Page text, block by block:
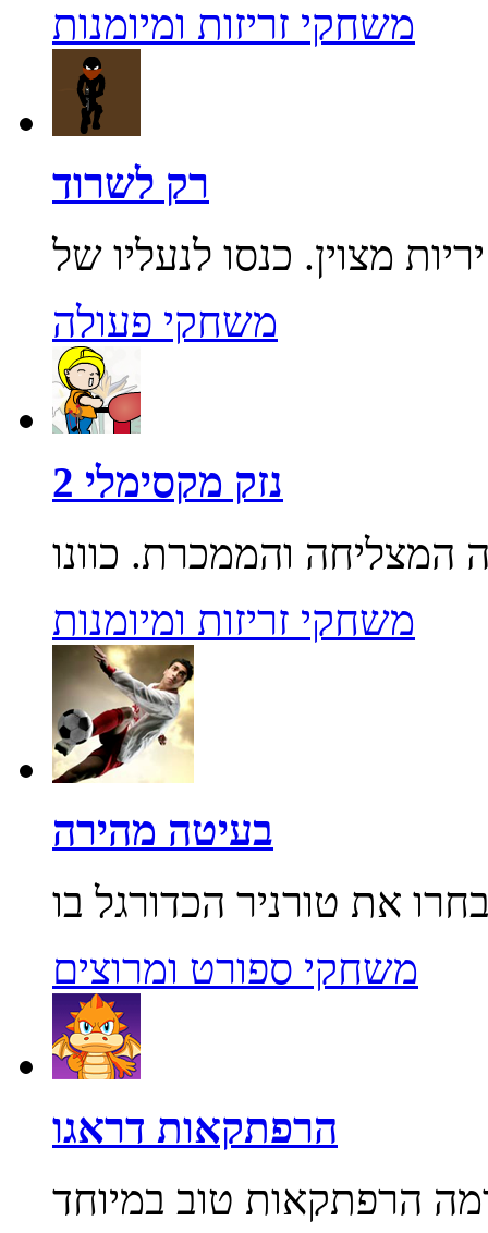
משחקי זריזות ומיומנות
רק לשרוד
משחקי פעולה
נזק מקסימלי 2
משחקי זריזות ומיומנות
בעיטה מהירה
משחקי ספורט ומרוצים
הרפתקאות דראגו